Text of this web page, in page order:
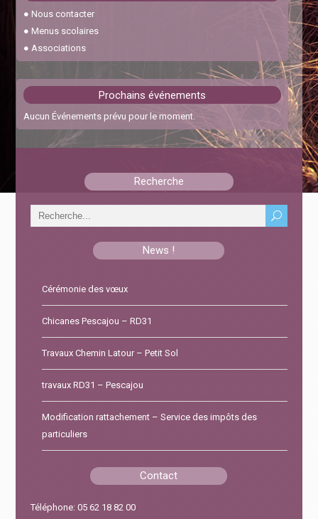
30 janvier 2024
Feux interdits
6 janvier 2026
15 septembre 2025
●Nous contacter
● Menus scolaires
● Associations
Prochains événements
Aucun Événements prévu pour le moment.
Recherche
News !
Cérémonie des vœux
Chicanes Pescajou – RD31
Travaux Chemin Latour – Petit Sol
travaux RD31 – Pescajou
Modification rattachement – Service des impôts des
particuliers
Contact
Téléphone: 05 62 18 82 00